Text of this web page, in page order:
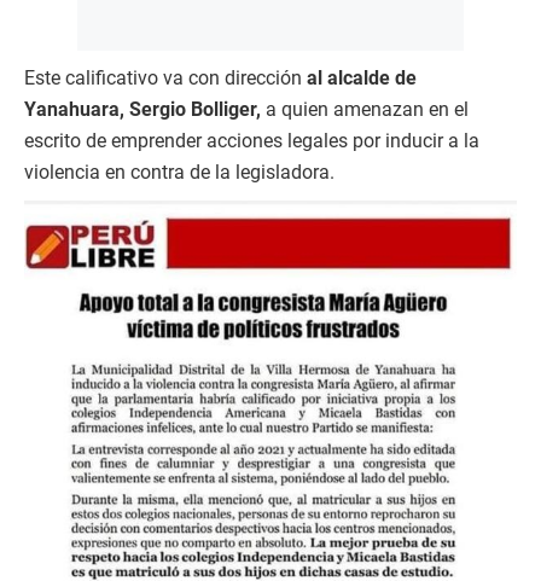
Este calificativo va con dirección al alcalde de
Yanahuara, Sergio Bolliger, a quien amenazan en el
escrito de emprender acciones legales por inducir a la
violencia en contra de la legisladora.